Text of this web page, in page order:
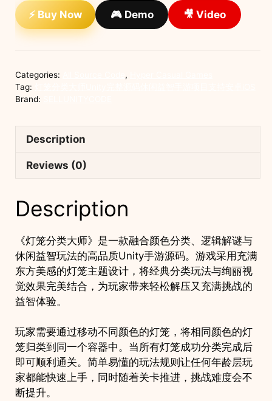
大
师
Unity
完
整
源
码
闲
项
支
持
安
卓
iOS
⚡ Buy Now 🎮 Demo 🎥 Video
Categories: ,
Tag:
Brand:
Description
Reviews (0)
Description
《灯笼分类大师》是一款融合颜色分类、逻辑解谜与
休闲益智玩法的高品质Unity手游源码。游戏采用充满
东方美感的灯笼主题设计，将经典分类玩法与绚丽视
觉效果完美结合，为玩家带来轻松解压又充满挑战的
益智体验。
玩家需要通过移动不同颜色的灯笼，将相同颜色的灯
笼归类到同一个容器中。当所有灯笼成功分类完成后
即可顺利通关。简单易懂的玩法规则让任何年龄层玩
家都能快速上手，同时随着关卡推进，挑战难度会不
断提升。